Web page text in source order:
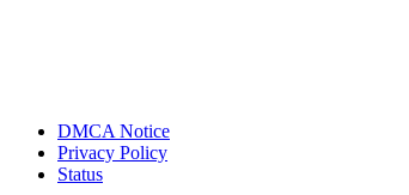
DMCA Notice
Privacy Policy
Status